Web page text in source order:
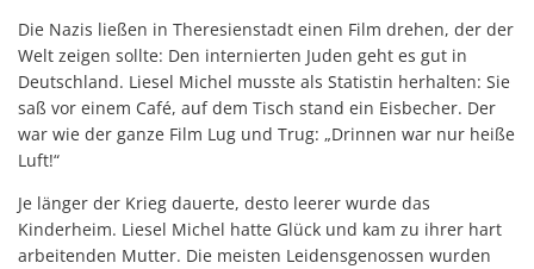
Die Nazis ließen in Theresienstadt einen Film drehen, der der
Welt zeigen sollte: Den internierten Juden geht es gut in
Deutschland. Liesel Michel musste als Statistin herhalten: Sie
saß vor einem Café, auf dem Tisch stand ein Eisbecher. Der
war wie der ganze Film Lug und Trug: „Drinnen war nur heiße
Luft!“
Je länger der Krieg dauerte, desto leerer wurde das
Kinderheim. Liesel Michel hatte Glück und kam zu ihrer hart
arbeitenden Mutter. Die meisten Leidensgenossen wurden